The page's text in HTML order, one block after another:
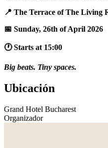
📍 The Terrace of The Living
📅 Sunday, 26th of April 2026
🕐 Starts at 15:00
Big beats. Tiny spaces.
Ubicación
Grand Hotel Bucharest
Organizador